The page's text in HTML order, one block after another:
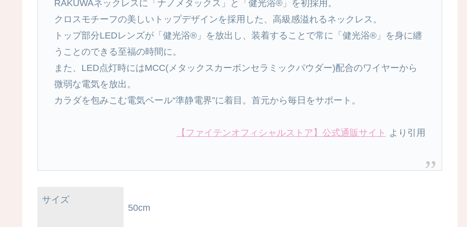
RAKUWAネックレスに「ナノメタックス」と「健光浴®」を初採用。
クロスモチーフの美しいトップデザインを採用した、高級感溢れるネックレス。
トップ部分LEDレンズが「健光浴®」を放出し、装着することで常に「健光浴®」を身に纏
うことのできる至福の時間に。
また、LED点灯時にはMCC(メタックスカーボンセラミックパウダー)配合のワイヤーから
微弱な電気を放出。
カラダを包みこむ電気ベール“準静電界”に着目。首元から毎日をサポート。
【ファイテンオフィシャルストア】公式通販サイト より引用
サイズ
50cm